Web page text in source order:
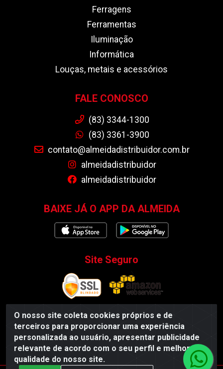
O nosso site coleta cookies próprios e de
terceiros para proporcionar uma experiência
personalizada ao usuário, apresentar publicidade
relevante de acordo com o seu perfil e melhorar a
qualidade do nosso site.
Ferragens
Ferramentas
Iluminação
Informática
Louças, metais e acessórios
FALE CONOSCO
(83) 3344-1300
(83) 3361-3900
contato@almeidadistribuidor.com.br
almeidadistribuidor
almeidadistribuidor
BAIXE JÁ O APP DA ALMEIDA
Site Seguro
Almeida Distribuidor - Rodovia BR 104, S/N, Centro -
Esperança/PB - CEP 58135-000 - CNPJ 35.419.548/0001-55